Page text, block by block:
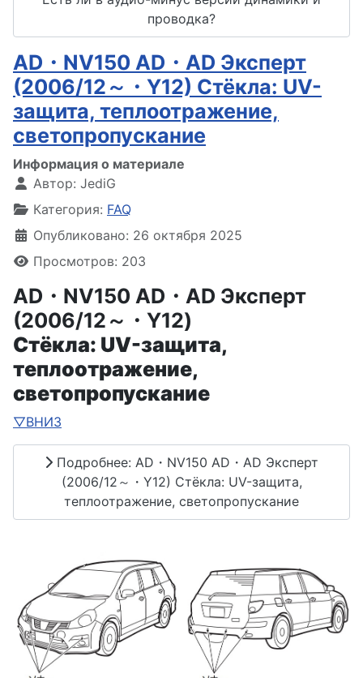
проводка?
AD・NV150 AD・AD Эксперт
(2006/12～・Y12) Стёкла: UV-
защита, теплоотражение,
светопропускание
Информация о материале
Автор: JediG
Категория: FAQ
Опубликовано: 26 октября 2025
Просмотров: 203
AD・NV150 AD・AD Эксперт
(2006/12～・Y12)
Стёкла: UV-защита,
теплоотражение,
светопропускание
▽ВНИЗ
Подробнее: AD・NV150 AD・AD Эксперт
(2006/12～・Y12) Стёкла: UV-защита,
теплоотражение, светопропускание